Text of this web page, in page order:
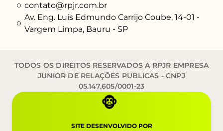
contato@rpjr.com.br
Av. Eng. Luís Edmundo Carrijo Coube, 14-01 -
Vargem Limpa, Bauru - SP
TODOS OS DIREITOS RESERVADOS A RPJR EMPRESA
JUNIOR DE RELAÇÕES PUBLICAS - CNPJ
05.147.605/0001-23
🐵
SITE DESENVOLVIDO POR